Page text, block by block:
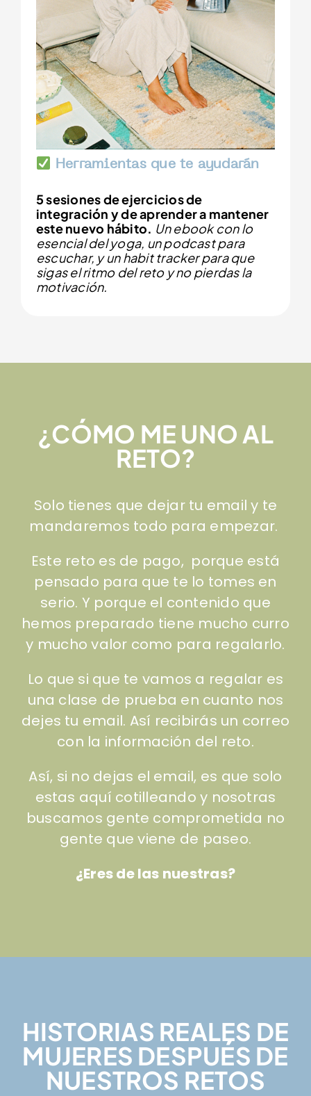
Herramientas que te ayudarán
5 sesiones de ejercicios de
integración y de aprender a mantener
este nuevo hábito. Un ebook con lo
esencial del yoga, un podcast para
escuchar, y un habit tracker para que
sigas el ritmo del reto y no pierdas la
motivación.
¿CÓMO ME UNO AL
RETO?
Solo tienes que dejar tu email y te
mandaremos todo para empezar.
Este reto es de pago, porque está
pensado para que te lo tomes en
serio. Y porque el contenido que
hemos preparado tiene mucho curro
y mucho valor como para regalarlo.
Lo que si que te vamos a regalar es
una clase de prueba en cuanto nos
dejes tu email. Así recibirás un correo
con la información del reto.
Así, si no dejas el email, es que solo
estas aquí cotilleando y nosotras
buscamos gente comprometida no
gente que viene de paseo.
¿Eres de las nuestras?
HISTORIAS REALES DE
MUJERES DESPUÉS DE
NUESTROS RETOS